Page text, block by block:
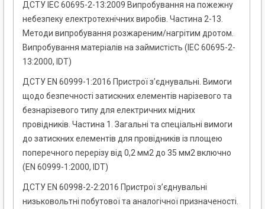
ДСТУ IЕС 60695-2-13:2009 Випробування на пожежну
небезпеку електротехнічних виробів. Частина 2-13.
Методи випробування розжареним/нагрітим дротом.
Випробування матеріалів на займистість (ІЕС 60695-2-
13:2000, IDТ)
ДСТУ EN 60999-1:2016 Пристрої з’єднувальні. Вимоги
щодо безпечності затискних елементів нарізевого та
безнарізевого типу для електричних мідних
провідників. Частина 1. Загальні та спеціальні вимоги
до затискних елементів для провідників із площею
поперечного перерізу від 0,2 мм2 до 35 мм2 включно
(ЕN 60999-1:2000, IDТ)
ДСТУ EN 60998-2-2:2016 Пристрої з’єднувальні
низьковольтні побутової та аналогічної призначеності.